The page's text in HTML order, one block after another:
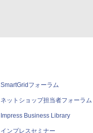
SmartGridフォーラム
ネットショップ担当者フォーラム
Impress Business Library
インプレスセミナー